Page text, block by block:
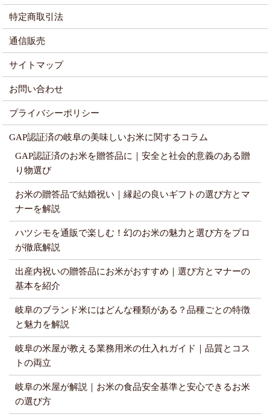
特定商取引法
通信販売
サイトマップ
お問い合わせ
プライバシーポリシー
GAP認証済の岐阜の美味しいお米に関するコラム
GAP認証済のお米を贈答品に｜安全と社会的意義のある贈
り物選び
お米の贈答品で結婚祝い｜縁起の良いギフトの選び方とマ
ナーを解説
ハツシモを通販で楽しむ！幻のお米の魅力と選び方をプロ
が徹底解説
出産内祝いの贈答品にお米がおすすめ｜選び方とマナーの
基本を紹介
岐阜のブランド米にはどんな種類がある？品種ごとの特徴
と魅力を解説
岐阜の米屋が教える業務用米の仕入れガイド｜品質とコス
トの両立
岐阜の米屋が解説｜お米の食品安全基準と安心できるお米
の選び方